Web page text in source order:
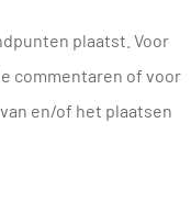
plaatst. Voor
commentaren of voor
en/of het plaatsen